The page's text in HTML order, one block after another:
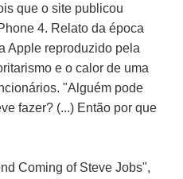
que o site publicou
4. Relato da época
Apple reproduzido pela
e o calor de uma
"Alguém pode
fazer? (...) Então por que
Coming of Steve Jobs",